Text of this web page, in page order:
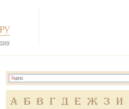
А Б В Г Д Е Ж З И